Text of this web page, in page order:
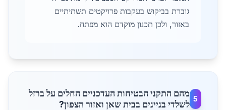
גוברת בביקוש בעקבות פרויקטים תשתיתיים
באזור, ולכן תכנון מוקדם הוא מפתח.
5
מהם התקני הבטיחות העדכניים החלים על ברזל
לשלדי בניינים בבית שאן ואזור הצפון?